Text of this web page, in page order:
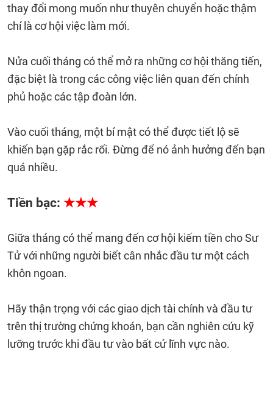
thay đổi mong muốn như thuyên chuyển hoặc thậm
chí là cơ hội việc làm mới.
Nửa cuối tháng có thể mở ra những cơ hội thăng tiến,
đặc biệt là trong các công việc liên quan đến chính
phủ hoặc các tập đoàn lớn.
Vào cuối tháng, một bí mật có thể được tiết lộ sẽ
khiến bạn gặp rắc rối. Đừng để nó ảnh hưởng đến bạn
quá nhiều.
Tiền bạc: ★★★
Giữa tháng có thể mang đến cơ hội kiếm tiền cho Sư
Tử với những người biết cân nhắc đầu tư một cách
khôn ngoan.
Hãy thận trọng với các giao dịch tài chính và đầu tư
trên thị trường chứng khoán, bạn cần nghiên cứu kỹ
lưỡng trước khi đầu tư vào bất cứ lĩnh vực nào.